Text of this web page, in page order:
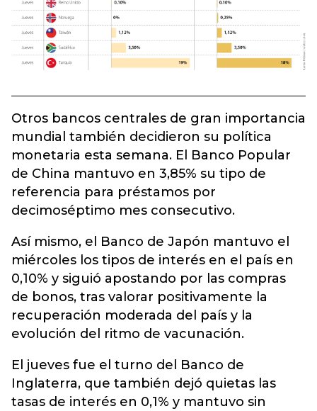
Otros bancos centrales de gran importancia
mundial también decidieron su política
monetaria esta semana. El Banco Popular
de China mantuvo en 3,85% su tipo de
referencia para préstamos por
decimoséptimo mes consecutivo.
Así mismo, el Banco de Japón mantuvo el
miércoles los tipos de interés en el país en
0,10% y siguió apostando por las compras
de bonos, tras valorar positivamente la
recuperación moderada del país y la
evolución del ritmo de vacunación.
El jueves fue el turno del Banco de
Inglaterra, que también dejó quietas las
tasas de interés en 0,1% y mantuvo sin